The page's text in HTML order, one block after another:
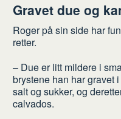
Gravet due og
Roger på sin side har
retter.
– Due er litt mildere i
brystene han har gravet
salt og sukker, og
calvados.